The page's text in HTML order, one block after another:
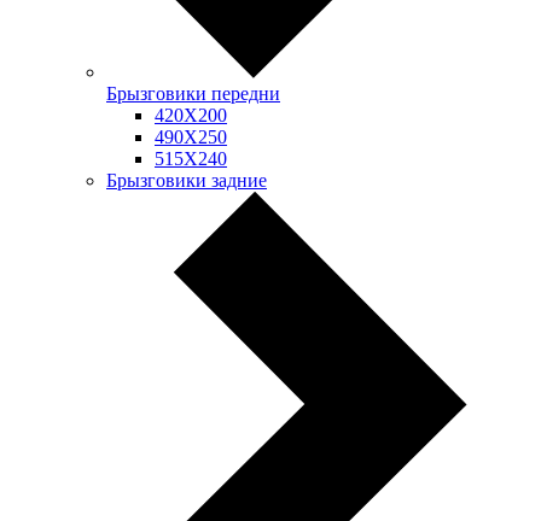
Брызговики передни
420Х200
490Х250
515Х240
Брызговики задние